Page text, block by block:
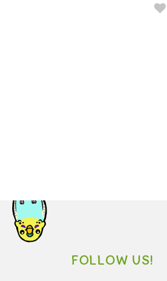
FOLLOW US!